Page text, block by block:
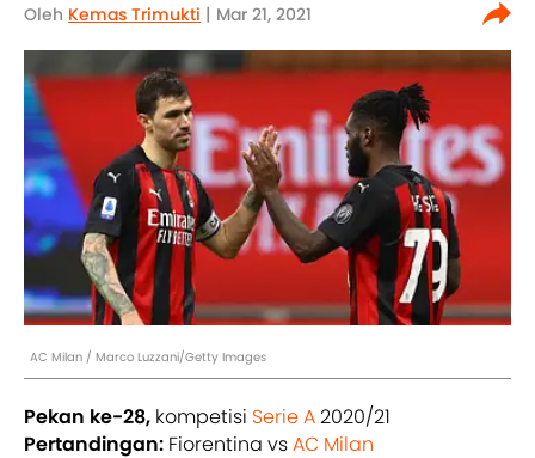
Oleh Kemas Trimukti | Mar 21, 2021
AC Milan / Marco Luzzani/Getty Images
Pekan ke-28, kompetisi Serie A2020/21
Pertandingan: Fiorentina vsAC Milan